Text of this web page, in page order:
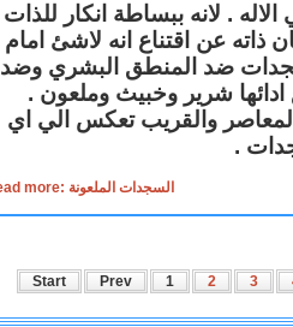
. لانه ببساطة انكار للذات
ذاته عن اقتناع انه لاشئ امام
ضد المنطق البشري وضد
ادائها شرير وخبيث وملعون .
المعاصر والقريب تعكس الي اي
.
Read more: السجدات الملعونة
Start Prev 1 2 3